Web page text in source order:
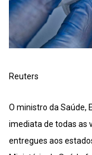
Reuters
O ministro da Saúde,
imediata de todas as
entregues aos